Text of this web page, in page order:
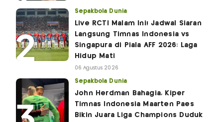
Sepakbola Dunia
Live RCTI Malam Ini! Jadwal Siaran
Langsung Timnas Indonesia vs
Singapura di Piala AFF 2026: Laga
Hidup Mati
06 Agustus 2026
Sepakbola Dunia
John Herdman Bahagia, Kiper
Timnas Indonesia Maarten Paes
Bikin Juara Liga Champions Duduk